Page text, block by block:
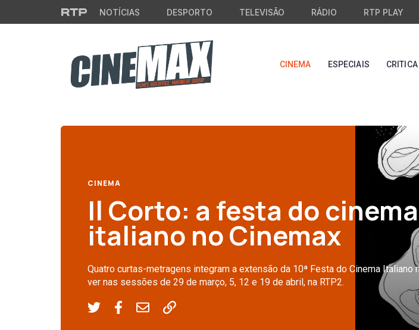
Saltar para o conteúdo principal
NOTÍCIAS DESPORTO TELEVISÃO RÁDIO RTP PLAY
CINEMA ESPECIAIS CRITICA
CINEMA
Il Corto: a festa do cinema
italiano no Cinemax
Quatro curtas-metragens integram a extensão da 10ª Festa do Cinema Italiano
ver nas sessões de 29 de março, 5, 12 e 19 de abril, na RTP2.